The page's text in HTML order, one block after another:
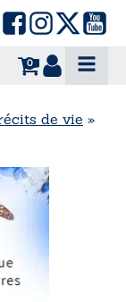
0
de vie »